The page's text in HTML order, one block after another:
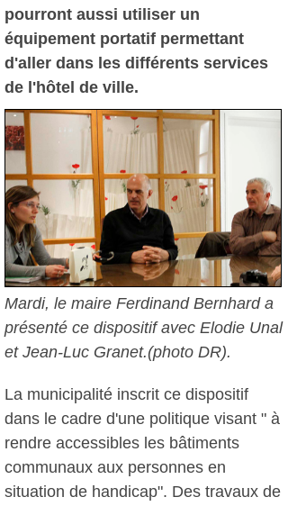
pourront aussi utiliser un
équipement portatif permettant
d'aller dans les différents services
de l'hôtel de ville.
Mardi, le maire Ferdinand Bernhard a
présenté ce dispositif avec Elodie Unal
et Jean-Luc Granet.(photo DR).
La municipalité inscrit ce dispositif
dans le cadre d'une politique visant " à
rendre accessibles les bâtiments
communaux aux personnes en
situation de handicap". Des travaux de